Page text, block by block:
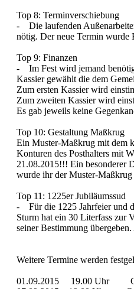
Top 8: Terminverschiebung
- Die laufenden
nötig. Der neue Termin wurde
Top 9: Finanzen
- Im Fest wird jemand
Kassier gewählt die dem
Zum ersten Kassier wird
Zum zweiten Kassier wird
Es gab jeweils keine
Top 10: Gestaltung Maßkrug
Ein Muster-Maßkrug mit dem
Konturen des Posthalters mit
21.08.2015!!! Ein besonderer
wurde ihr der Muster-Maßkrug
Top 11: 1225er Jubiläumssud
- Für die 1225 Jahrfeier und
Sturm hat ein 30 Literfass zur
seiner Bestimmung
Weitere Termine werden
01.09.2015 19.00 Uhr